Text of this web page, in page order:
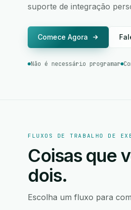
suporte de integração
Comece Agora
Não é necessário programar
FLUXOS DE TRABALHO DE
Coisas que
dois.
Escolha um fluxo para